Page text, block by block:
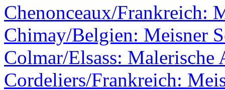
Chenonceaux/Frankreich:
Chimay/Belgien: Meisner
Colmar/Elsass: Malerische
Cordeliers/Frankreich: